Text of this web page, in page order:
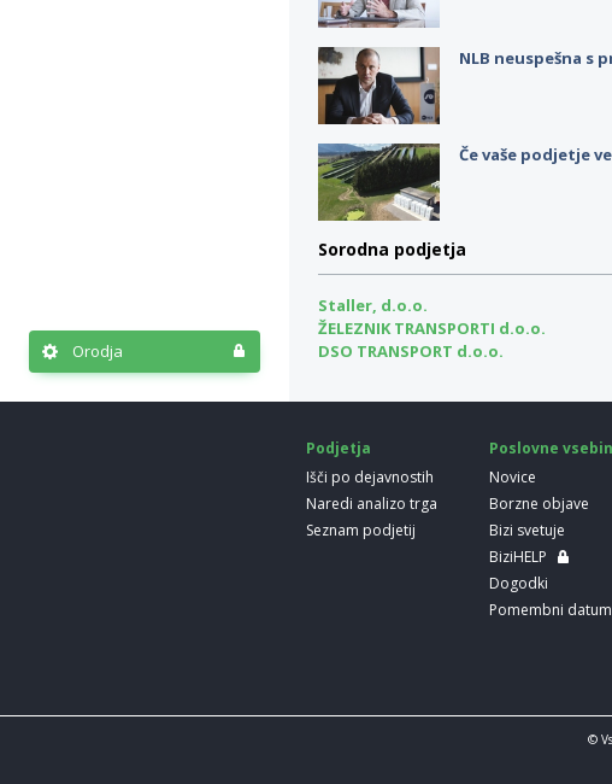
Orodja
NLB neuspešna s
Če vaše podjetje
Sorodna podjetja
Staller, d.o.o.
ŽELEZNIK TRANSPORTI d.o.o.
DSO TRANSPORT d.o.o.
Podjetja
Išči po dejavnostih
Naredi analizo trga
Seznam podjetij
Poslovne
Novice
Borzne objave
Bizi svetuje
BiziHELP
Dogodki
Pomembni
©